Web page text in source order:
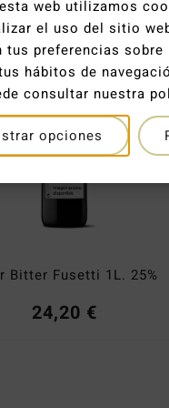
Bitter Fusetti 1L. 25%
24,20 €
web utilizamos
el uso del sitio
tus preferencias
hábitos de
consultar nuestra
opciones